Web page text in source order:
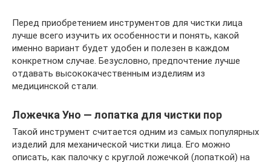
Перед приобретением инструментов для чистки лица
лучше всего изучить их особенности и понять, какой
именно вариант будет удобен и полезен в каждом
конкретном случае. Безусловно, предпочтение лучше
отдавать высококачественным изделиям из
медицинской стали.
Ложечка Уно — лопатка для чистки пор
Такой инструмент считается одним из самых популярных
изделий для механической чистки лица. Его можно
описать, как палочку с круглой ложечкой (лопаткой) на